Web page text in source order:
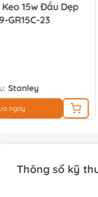
15w Đầu Dẹp
GR15C-23
Stanley
ngay
Thông số kỹ